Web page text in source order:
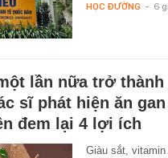
HỌC ĐƯỜNG - 6
lần nữa trở thành
sĩ phát hiện ăn
đem lại 4 lợi ích
Giàu sắt, vitamin